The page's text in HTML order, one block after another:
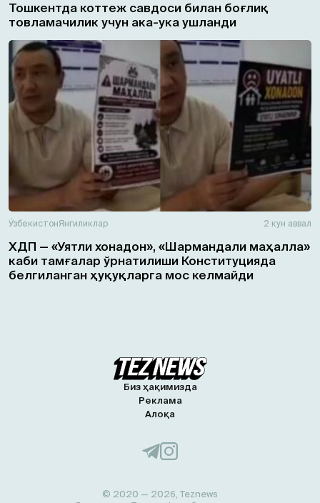
Тошкентда коттеж савдоси билан боғлиқ
товламачилик учун ака-ука ушланди
ЎзбекистонЯнгиликлар 2 кун аввал
ХДП — «Уятли хонадон», «Шармандали маҳалла»
каби тамғалар ўрнатилиши Конституцияда
белгиланган ҳуқуқларга мос келмайди
Биз ҳақимизда
Реклама
Алоқа
© 2020 — 2026, Teznews